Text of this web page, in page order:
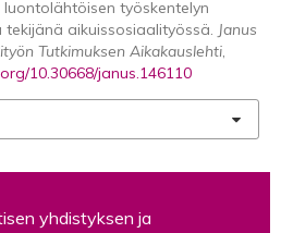
työskentelyn
aikuissosiaalityössä. Janus
Tutkimuksen Aikakauslehti,
10.30668/janus.146110
yhdistyksen ja